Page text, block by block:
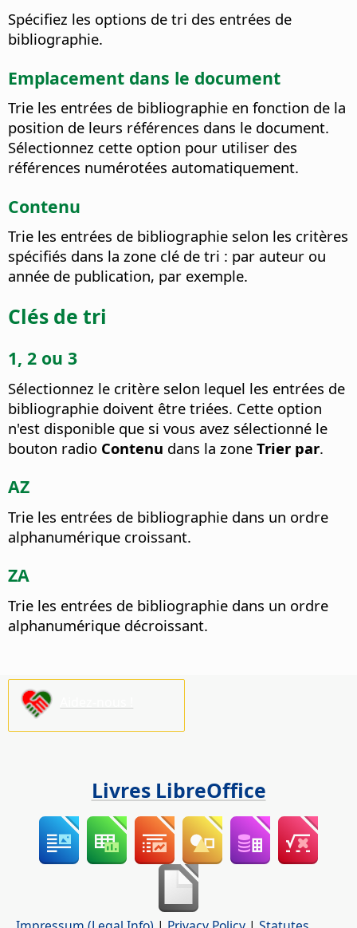
Spécifiez les options de tri des entrées de
bibliographie.
Emplacement dans le document
Trie les entrées de bibliographie en fonction de la
position de leurs références dans le document.
Sélectionnez cette option pour utiliser des
références numérotées automatiquement.
Contenu
Trie les entrées de bibliographie selon les critères
spécifiés dans la zone clé de tri : par auteur ou
année de publication, par exemple.
Clés de tri
1, 2 ou 3
Sélectionnez le critère selon lequel les entrées de
bibliographie doivent être triées. Cette option
n'est disponible que si vous avez sélectionné le
bouton radio Contenu dans la zone Trier par.
AZ
Trie les entrées de bibliographie dans un ordre
alphanumérique croissant.
ZA
Trie les entrées de bibliographie dans un ordre
alphanumérique décroissant.
Livres LibreOffice